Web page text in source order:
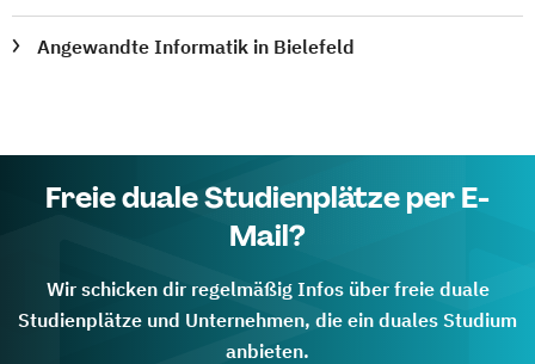
Angewandte Informatik in Bielefeld
Freie duale Studienplätze per E-
Mail?
Wir schicken dir regelmäßig Infos über freie duale
Studienplätze und Unternehmen, die ein duales Studium
anbieten.